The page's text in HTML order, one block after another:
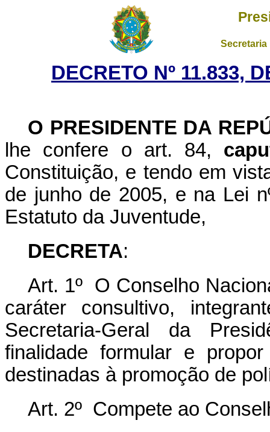
DECRETO Nº 11.833,
O PRESIDENTE DA
lhe confere o art. 84,
Constituição, e tendo em
de junho de 2005, e na Lei
Estatuto da Juventude,
DECRETA:
Art. 1º O Conselho
caráter consultivo,
Secretaria-Geral da
finalidade formular e
destinadas à promoção de
Art. 2º Compete ao